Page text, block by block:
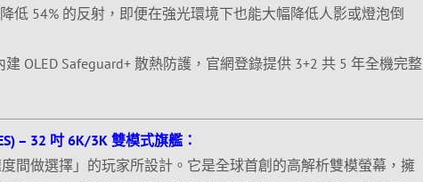
低 54% 的反射，即便在強光環境下也能大幅降低人影或燈泡倒
OLED Safeguard+ 散熱防護，官網登錄提供 3+2 共 5 年全機完整
– 32 吋 6K/3K 雙模式旗艦：
間做選擇」的玩家所設計。它是全球首創的高解析雙模螢幕，擁